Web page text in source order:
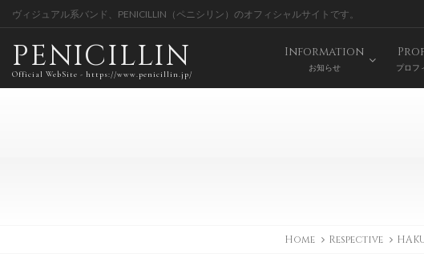
ヴィジュアル系バンド、PENICILLIN（ペニシリン）のオフィシャルサイトです。
PENICILLIN
Official WebSite - https://www.penicillin.jp/
Information
お知らせ プロフ
Home Respective